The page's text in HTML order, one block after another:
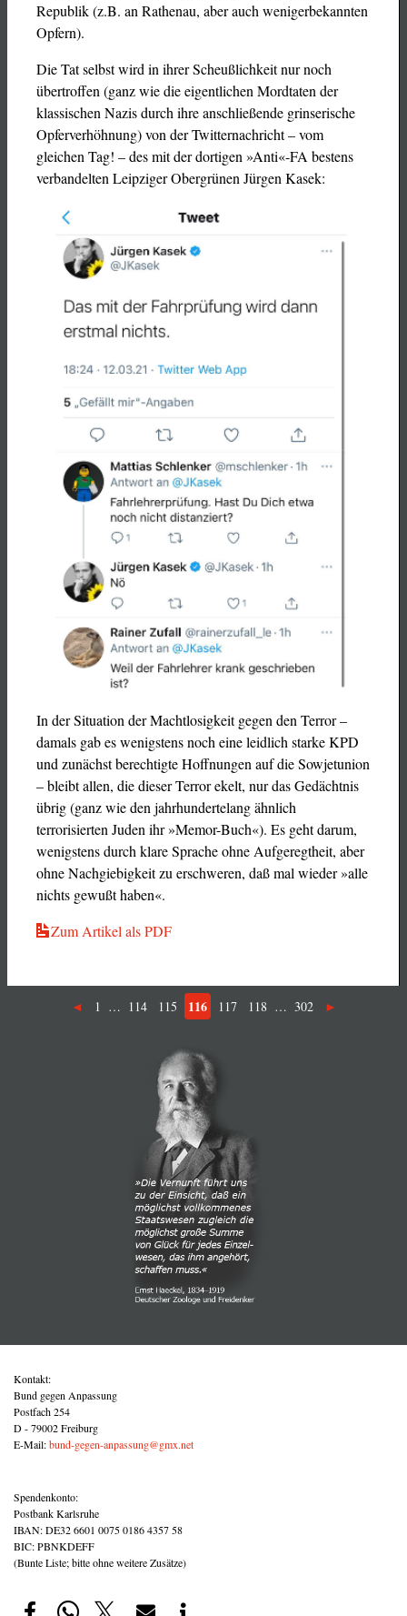
Republik (z.B. an Rathenau, aber auch wenigerbekannten
Opfern).
Die Tat selbst wird in ihrer Scheußlichkeit nur noch
übertroffen (ganz wie die eigentlichen Mordtaten der
klassischen Nazis durch ihre anschließende grinserische
Opferverhöhnung) von der Twitternachricht – vom
gleichen Tag! – des mit der dortigen »Anti«-FA bestens
verbandelten Leipziger Obergrünen Jürgen Kasek:
In der Situation der Machtlosigkeit gegen den Terror –
damals gab es wenigstens noch eine leidlich starke KPD
und zunächst berechtigte Hoffnungen auf die Sowjetunion
– bleibt allen, die dieser Terror ekelt, nur das Gedächtnis
übrig (ganz wie den jahrhundertelang ähnlich
terrorisierten Juden ihr »Memor-Buch«). Es geht darum,
wenigstens durch klare Sprache ohne Aufgeregtheit, aber
ohne Nachgiebigkeit zu erschweren, daß mal wieder »alle
nichts gewußt haben«.
Zum Artikel als PDF
1 … 114 115 116 117 118 … 302
Kontakt:
Bund gegen Anpassung
Postfach 254
D - 79002 Freiburg
E-Mail:bund-gegen-anpassung@gmx.net
Spendenkonto:
Postbank Karlsruhe
IBAN: DE32 6601 0075 0186 4357 58
BIC: PBNKDEFF
(Bunte Liste; bitte ohne weitere Zusätze)